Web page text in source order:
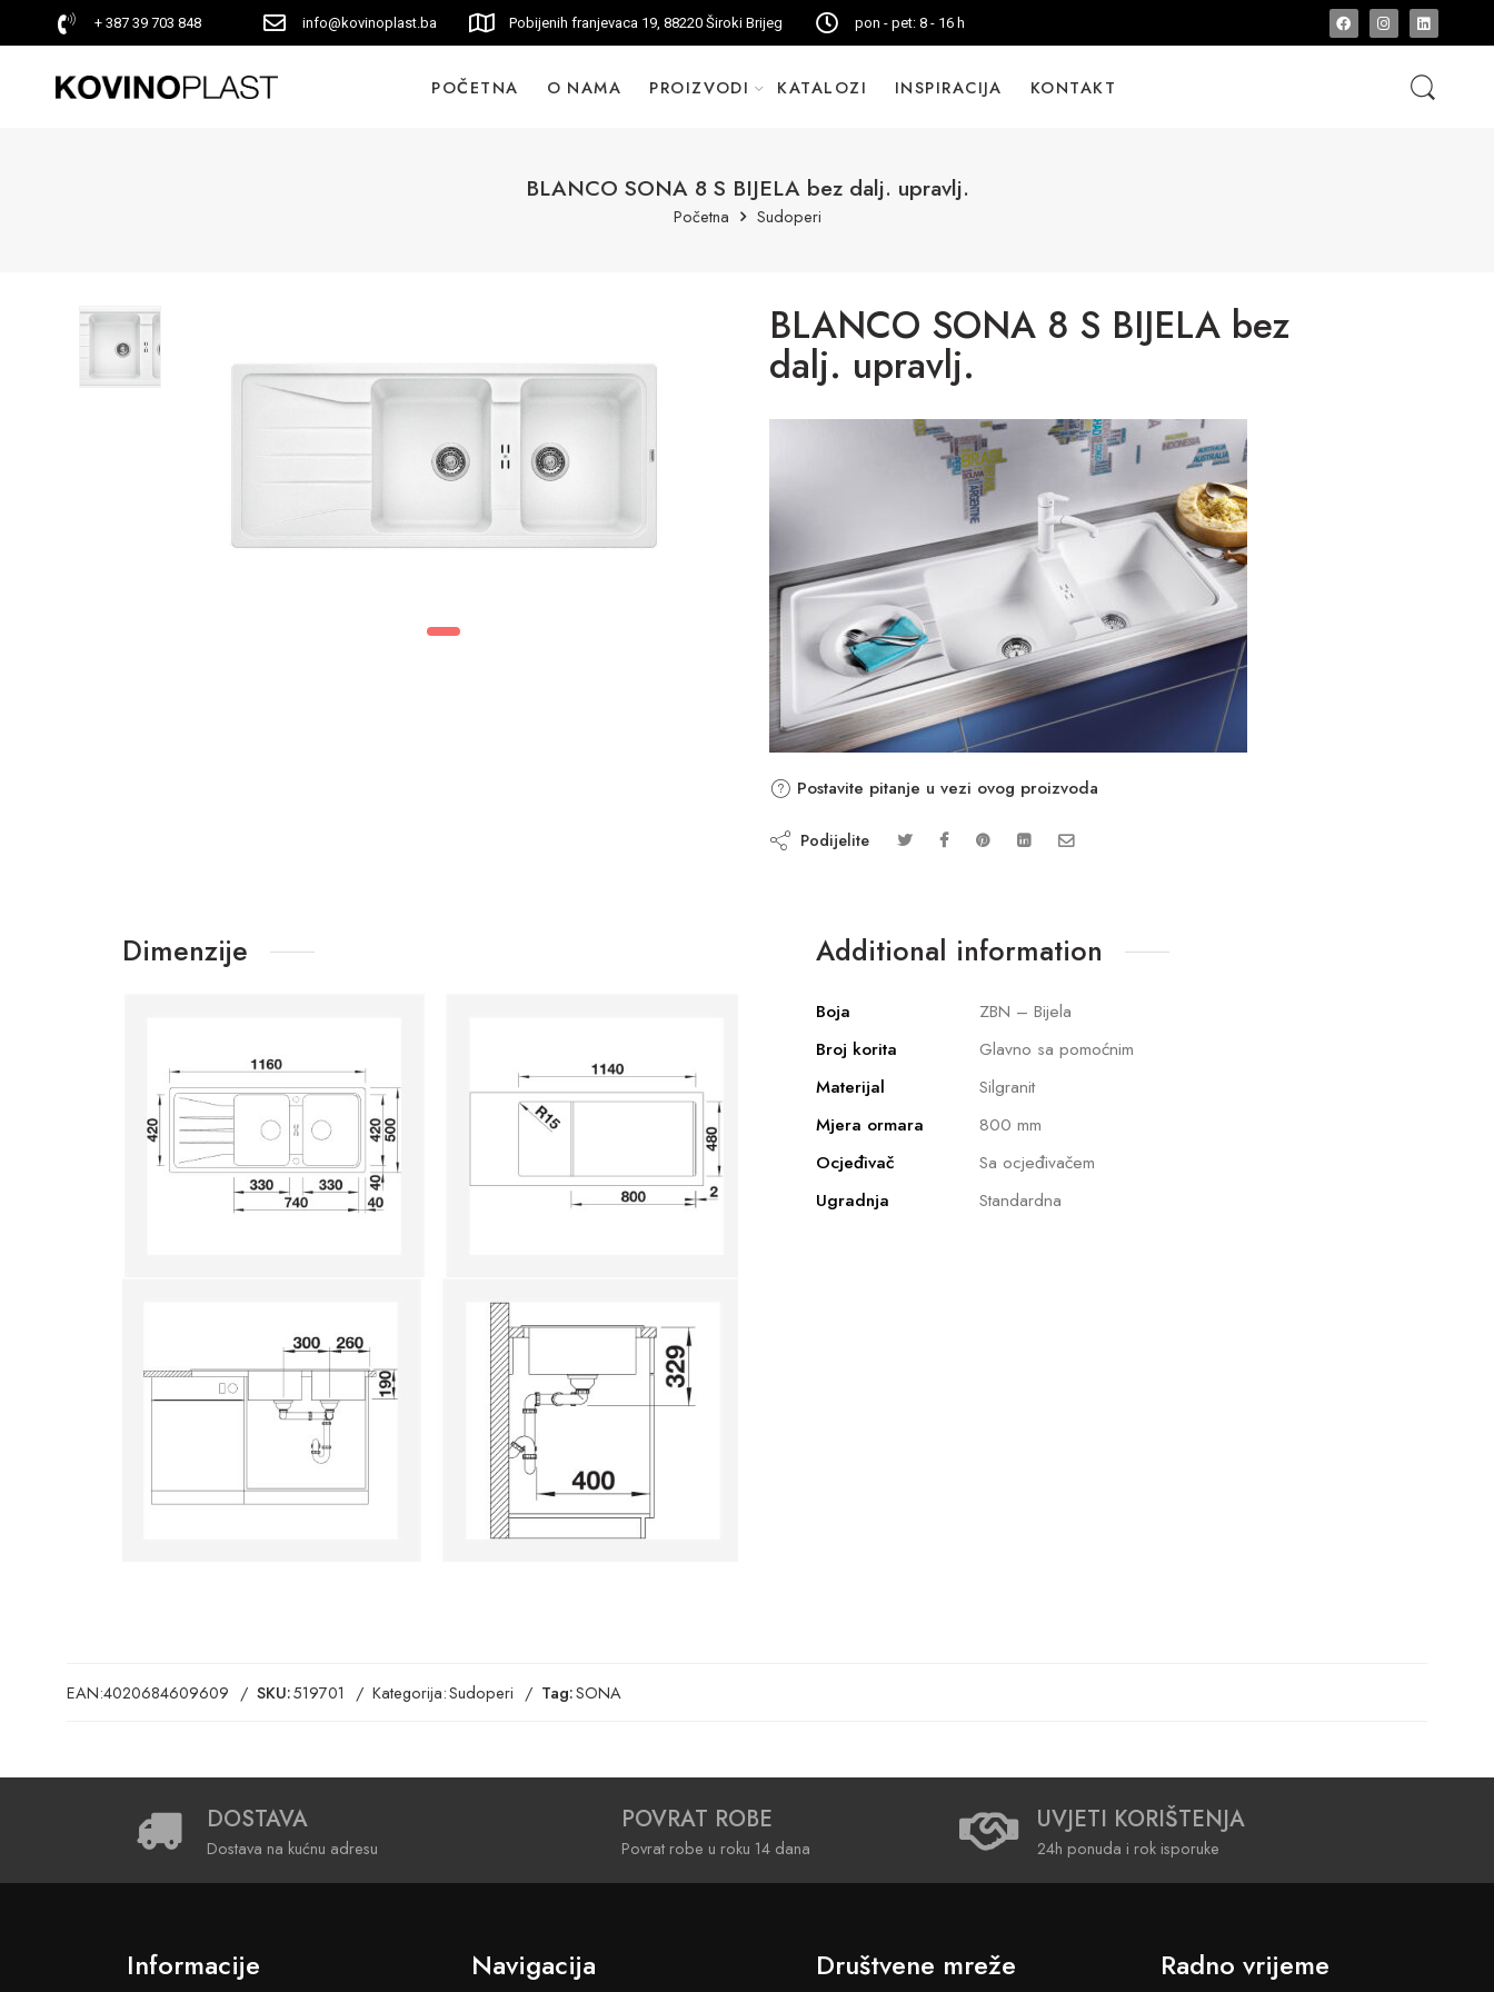
+ 387 39 703 848 info@kovinoplast.ba Pobijenih franjevaca 19, 88220 Široki Brijeg pon - pet: 8 - 16 h
POČETNA O NAMA PROIZVODI KATALOZI INSPIRACIJA KONTAKT
BLANCO SONA 8 S BIJELA bez dalj. upravlj.
Početna Sudoperi
BLANCO SONA 8 S BIJELA bez
dalj. upravlj.
Postavite pitanje u vezi ovog proizvoda
Podijelite
Dimenzije Additional information
Boja
ZBN – Bijela
Broj korita
Glavno sa pomoćnim
Materijal
Silgranit
Mjera ormara
800 mm
Ocjeđivač
Sa ocjeđivačem
Ugradnja
Standardna
EAN:4020684609609 SKU:519701 Kategorija:Sudoperi Tag:SONA
DOSTAVA
Dostava na kućnu adresu
POVRAT ROBE
Povrat robe u roku 14 dana
UVJETI KORIŠTENJA
24h ponuda i rok isporuke
Informacije Navigacija Društvene mreže Radno vrijeme